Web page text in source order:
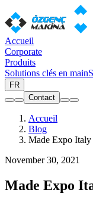
Accueil
Corporate
Produits
Solutions clés en main
FR
Contact
Accueil
Blog
Made Expo
November 30, 2021
Made Expo